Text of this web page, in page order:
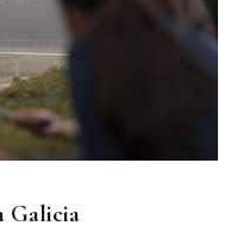
Galicia